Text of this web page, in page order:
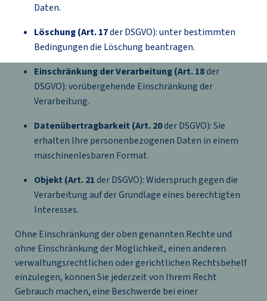
Daten.
Löschung (Art. 17der DSGVO): unter bestimmten
Bedingungen die Löschung beantragen.
Einschränkung der Verarbeitung (Art. 18der
DSGVO): vorübergehende Einschränkung der
Verarbeitung.
Datenübertragbarkeit (Art. 20der DSGVO): Sie
erhalten Ihre personenbezogenen Daten in einem
maschinenlesbaren Format.
Objekt (Art. 21der DSGVO): Widerspruch gegen die
Verarbeitung auf der Grundlage eines berechtigten
Interesses.
Ohne Einschränkung der oben genannten Rechte und
ohne Einschränkung der Möglichkeit, einen anderen
verwaltungsrechtlichen oder gerichtlichen Rechtsbehelf
einzulegen, können Sie jederzeit von Ihrem Recht
Gebrauch machen, eine Beschwerde bei einer